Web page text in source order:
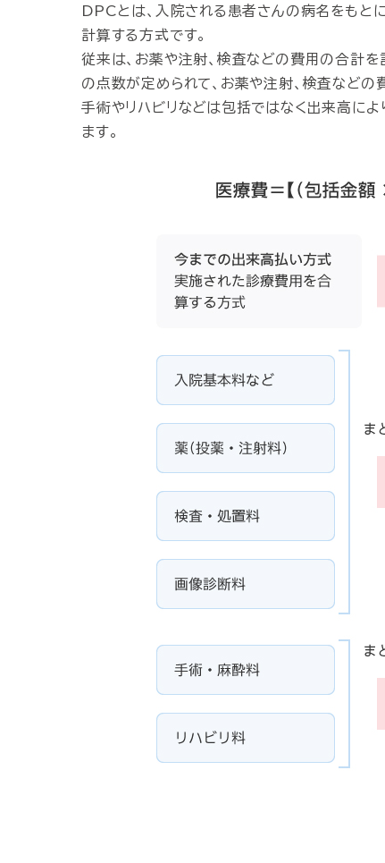
DPCとは、入院される患者さんの病名をもと
計算する方式です。
従来は、お薬や注射、検査などの費用の合計
の点数が定められて、お薬や注射、検査などの
手術やリハビリなどは包括ではなく出来高に
ます。